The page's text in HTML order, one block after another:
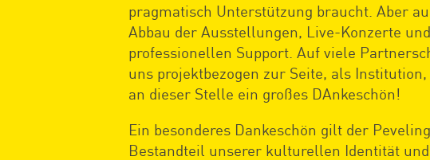
pragmatisch Unterstützung braucht. Aber
Abbau der Ausstellungen, Live-Konzerte
professionellen Support. Auf viele
uns projektbezogen zur Seite, als
an dieser Stelle ein großes DAnkeschön!
Ein besonderes Dankeschön gilt der
Bestandteil unserer kulturellen Identität